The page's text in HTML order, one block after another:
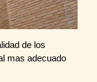
de los
mas adecuado